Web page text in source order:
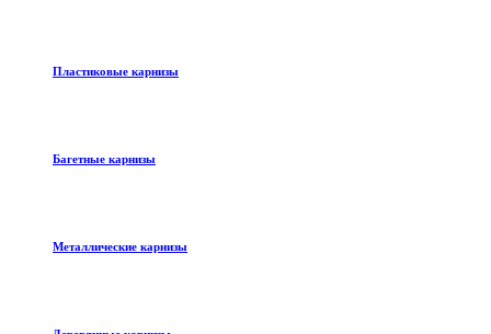
Пластиковые карнизы
Багетные карнизы
Металлические карнизы